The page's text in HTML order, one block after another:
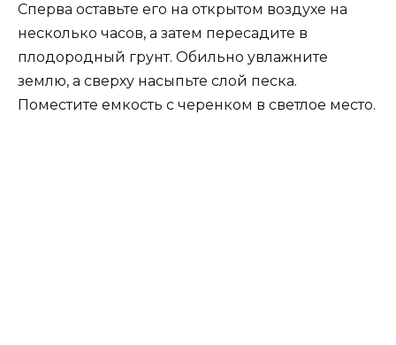
Сперва оставьте его на открытом воздухе на
несколько часов, а затем пересадите в
плодородный грунт. Обильно увлажните
землю, а сверху насыпьте слой песка.
Поместите емкость с черенком в светлое место.